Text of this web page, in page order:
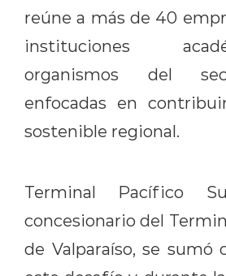
reúne a más de 40
instituciones
organismos del
enfocadas en
sostenible regional.
Terminal Pacífico
concesionario del
de Valparaíso, se sumó